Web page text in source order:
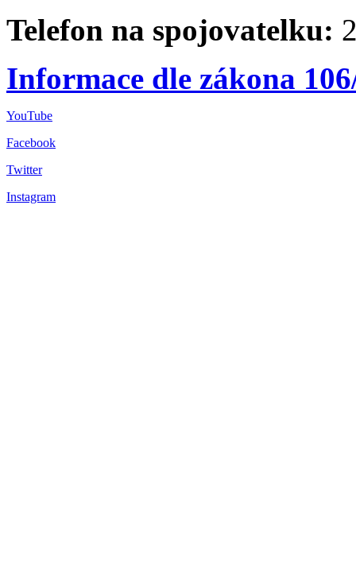
Telefon na spojovatelku:
Informace dle zákona
YouTube
Facebook
Twitter
Instagram